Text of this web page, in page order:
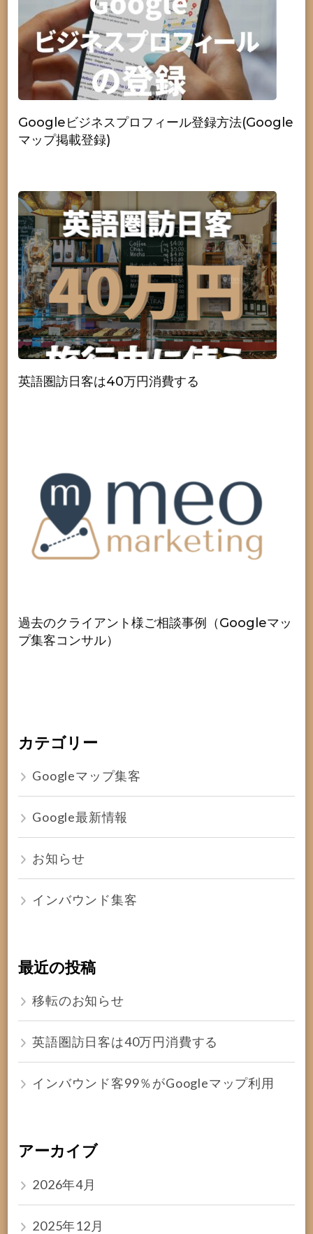
Googleビジネスプロフィール登録方法(Google
マップ掲載登録)
英語圏訪日客は40万円消費する
過去のクライアント様ご相談事例（Googleマッ
プ集客コンサル）
カテゴリー
Googleマップ集客
Google最新情報
お知らせ
インバウンド集客
最近の投稿
移転のお知らせ
英語圏訪日客は40万円消費する
インバウンド客99％がGoogleマップ利用
アーカイブ
2026年4月
2025年12月